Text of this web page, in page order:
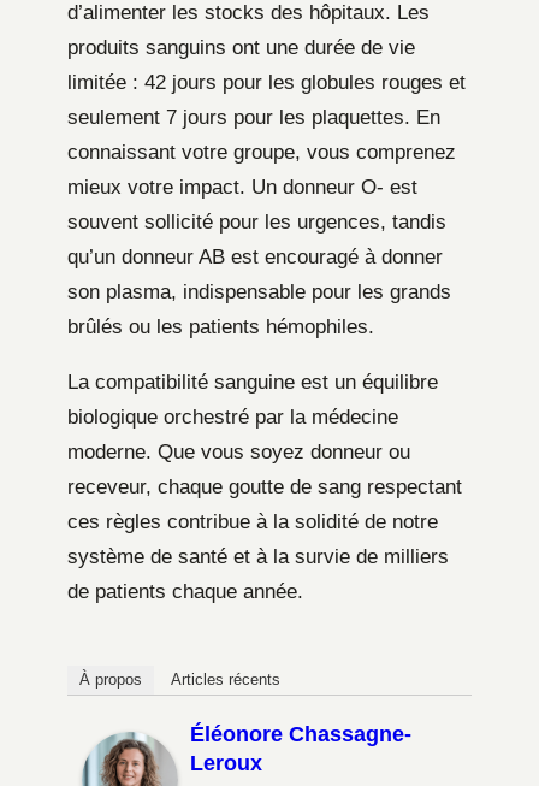
d’alimenter les stocks des hôpitaux. Les
produits sanguins ont une durée de vie
limitée : 42 jours pour les globules rouges et
seulement 7 jours pour les plaquettes. En
connaissant votre groupe, vous comprenez
mieux votre impact. Un donneur O- est
souvent sollicité pour les urgences, tandis
qu’un donneur AB est encouragé à donner
son plasma, indispensable pour les grands
brûlés ou les patients hémophiles.
La compatibilité sanguine est un équilibre
biologique orchestré par la médecine
moderne. Que vous soyez donneur ou
receveur, chaque goutte de sang respectant
ces règles contribue à la solidité de notre
système de santé et à la survie de milliers
de patients chaque année.
À propos Articles récents
Éléonore Chassagne-
Leroux